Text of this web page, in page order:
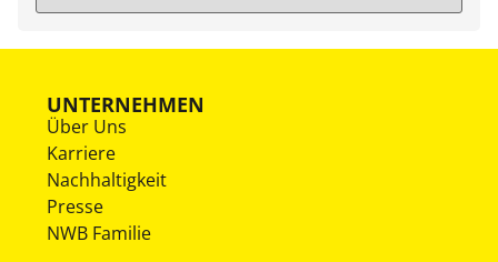
UNTERNEHMEN
Über Uns
Karriere
Nachhaltigkeit
Presse
NWB Familie